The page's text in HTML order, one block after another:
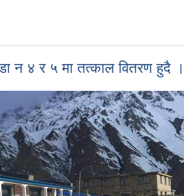
न ४ र ५ मा तत्काल वितरण हुदै ।